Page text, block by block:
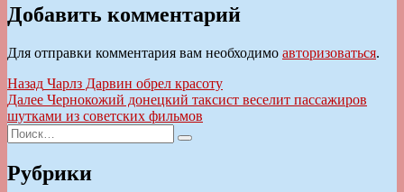
Добавить комментарий
Для отправки комментария вам необходимо авторизоваться.
Навигация
по
записям
Назад Предыдущая
запись:
Чарлз Дарвин обрел красоту
Далее Следующая
запись:
Чернокожий донецкий таксист веселит пассажиров
шутками из советских фильмов
Искать:
Поиск
Рубрики